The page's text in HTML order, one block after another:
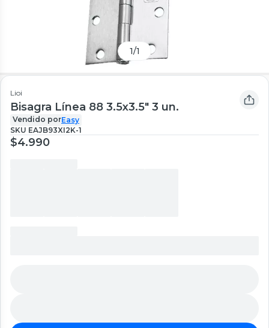
1/1
Lioi
Bisagra Línea 88 3.5x3.5" 3 un.
Vendido porEasy
SKU EAJB93XI2K-1
$4.990